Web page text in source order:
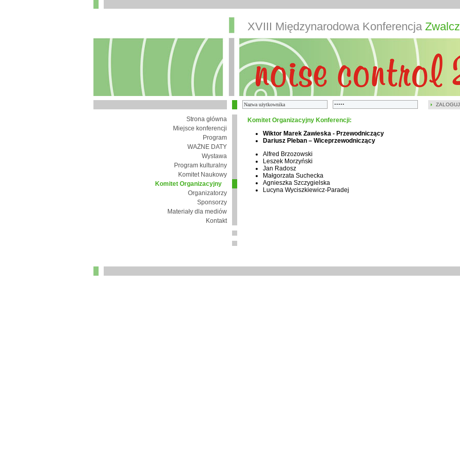
ZALOGUJ
XVIII Międzynarodowa Konferencja
Strona główna
Miejsce konferencji
Program
WAŻNE DATY
Wystawa
Program kulturalny
Komitet Naukowy
Komitet Organizacyjny
Organizatorzy
Sponsorzy
Materiały dla mediów
Kontakt
Komitet Organizacyjny Konferencji:
Wiktor Marek Zawieska - Przewodniczący
Dariusz Pleban – Wiceprzewodniczący
Alfred Brzozowski
Leszek Morzyński
Jan Radosz
Małgorzata Suchecka
Agnieszka Szczygielska
Lucyna Wyciszkiewicz-Paradej